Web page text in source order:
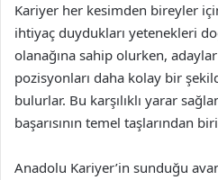
Kariyer her kesimden bireyler
ihtiyaç duydukları yetenekleri
olanağına sahip olurken,
pozisyonları daha kolay bir
bulurlar. Bu karşılıklı yarar
başarısının temel taşlarından
Anadolu Kariyer’in sunduğu